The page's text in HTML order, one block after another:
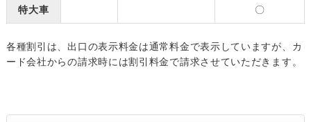
特大車 〇
各種割引は、出口の表示料金は通常料金で表示していますが、カ
ード会社からの請求時には割引料金で請求させていただきます。